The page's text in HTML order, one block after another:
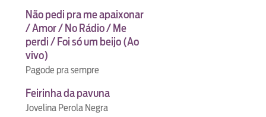
Não pedi pra me apaixonar
/ Amor / No Rádio / Me
perdi / Foi só um beijo (Ao
vivo)
Pagode pra sempre
Feirinha da pavuna
Jovelina Perola Negra